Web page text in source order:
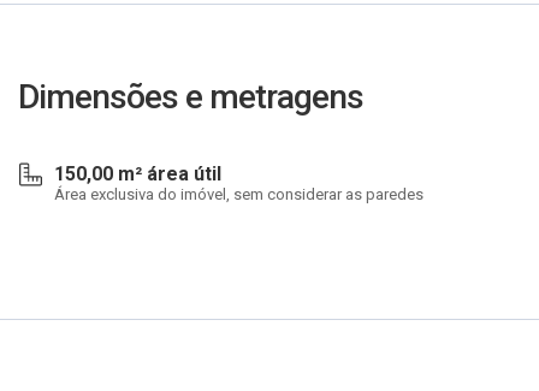
Dimensões e metragens
150,00 m² área útil
Área exclusiva do imóvel, sem considerar as paredes